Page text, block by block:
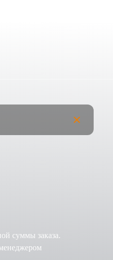
суммы заказа.